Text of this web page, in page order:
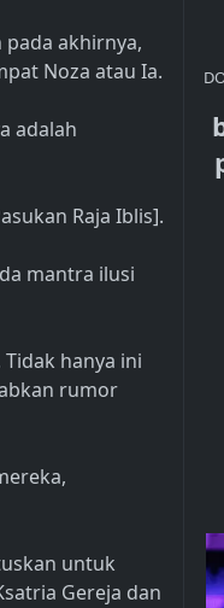
akhirnya,
Noza atau Ia.
adalah
Raja Iblis].
mantra ilusi
hanya ini
rumor
untuk
Gereja dan